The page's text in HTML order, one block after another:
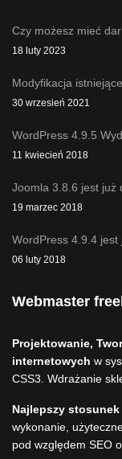
Czy możesz mieć
18 luty 2023
Modyfikacja
30 wrzesień 2021
WordPress 4.9.5
11 kwiecień 2018
Joomla 3.8.6 jest już
19 marzec 2018
WordPress 4.9.4 jest
06 luty 2018
Webmaster
Projektowanie,
internetowych w
CSS3. Wdrażanie
Najlepszy
wykonanie,
pod względem SEO